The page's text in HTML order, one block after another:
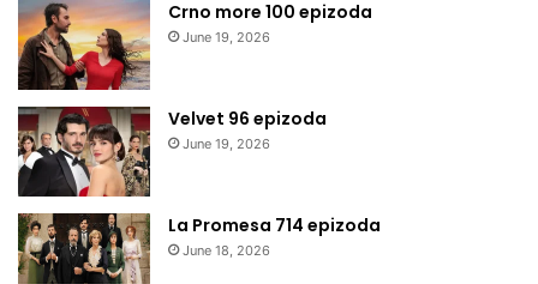
Crno more 100 epizoda
June 19, 2026
Velvet 96 epizoda
June 19, 2026
La Promesa 714 epizoda
June 18, 2026